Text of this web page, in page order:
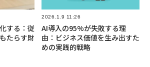
する：従
たらす財
2026.1.9 11:26
AI導入の95%が失敗する理
由：ビジネス価値を生み出すた
めの実践的戦略